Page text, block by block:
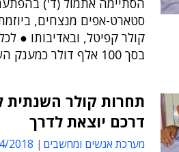
הסתיימה אתמול (ד')
סטארט-אפים מנצחים,
קולר קפיטל, ובאדיבותו ●
בסך 100 אלף דולר כמענק השקעה
תחרות קולר
דרכם יוצאת לדרך
מערכת אנשים ומחשבים 11:45